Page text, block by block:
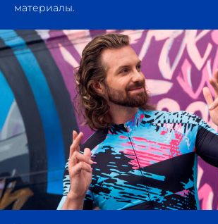
материалы.